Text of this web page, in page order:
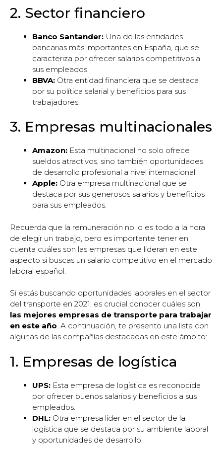
2. Sector financiero
Banco Santander: Una de las entidades
bancarias más importantes en España, que se
caracteriza por ofrecer salarios competitivos a
sus empleados.
BBVA: Otra entidad financiera que se destaca
por su política salarial y beneficios para sus
trabajadores.
3. Empresas multinacionales
Amazon: Esta multinacional no solo ofrece
sueldos atractivos, sino también oportunidades
de desarrollo profesional a nivel internacional.
Apple: Otra empresa multinacional que se
destaca por sus generosos salarios y beneficios
para sus empleados.
Recuerda que la remuneración no lo es todo a la hora
de elegir un trabajo, pero es importante tener en
cuenta cuáles son las empresas que lideran en este
aspecto si buscas un salario competitivo en el mercado
laboral español.
Si estás buscando oportunidades laborales en el sector
del transporte en 2021, es crucial conocer cuáles son
las mejores empresas de transporte para trabajar
en este año. A continuación, te presento una lista con
algunas de las compañías destacadas en este ámbito:
1. Empresas de logística
UPS: Esta empresa de logística es reconocida
por ofrecer buenos salarios y beneficios a sus
empleados.
DHL: Otra empresa líder en el sector de la
logística que se destaca por su ambiente laboral
y oportunidades de desarrollo.